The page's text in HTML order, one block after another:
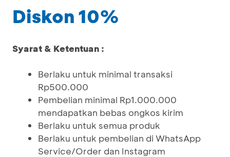
Diskon 10%
Syarat & Ketentuan :
Berlaku untuk minimal transaksi
Rp500.000
Pembelian minimal Rp1.000.000
mendapatkan bebas ongkos kirim
Berlaku untuk semua produk
Berlaku untuk pembelian di WhatsApp
Service/Order dan Instagram